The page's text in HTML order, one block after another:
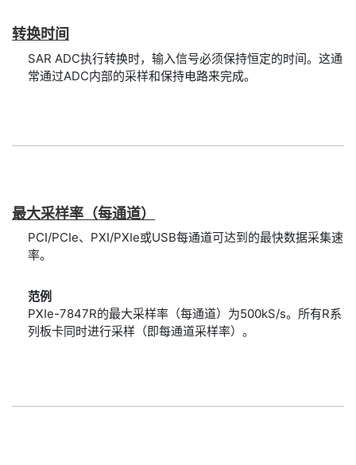
转换时间
SAR ADC执行转换时，输入信号必须保持恒定的时间。这通
常通过ADC内部的采样和保持电路来完成。
最大采样率 （每通道）
PCI/PCIe、PXI/PXIe或USB每通道可达到的最快数据采集速
率。
范例
PXIe-7847R的最大采样率（每通道）为500kS/s。所有R系
列板卡同时进行采样（即每通道采样率）。